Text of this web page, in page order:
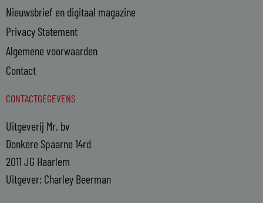
Nieuwsbrief en digitaal magazine
Privacy Statement
Algemene voorwaarden
Contact
CONTACTGEGEVENS
Uitgeverij Mr. bv
Donkere Spaarne 14rd
2011 JG Haarlem
Uitgever: Charley Beerman